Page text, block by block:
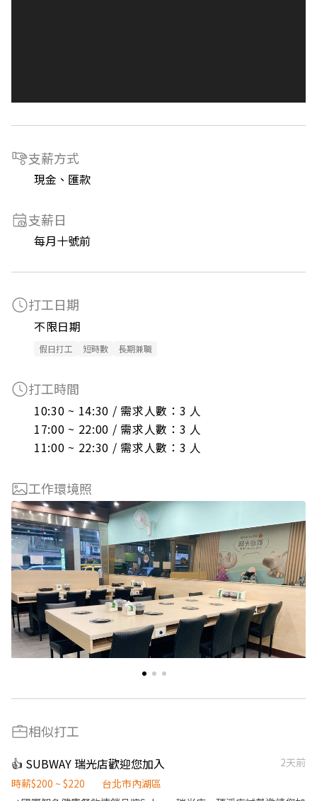
支薪方式
現金、匯款
支薪日
每月十號前
打工日期
不限日期
假日打工 短時數 長期兼職
打工時間
10:30 ~ 14:30 / 需求人數：3 人
17:00 ~ 22:00 / 需求人數：3 人
11:00 ~ 22:30 / 需求人數：3 人
工作環境照
相似打工
👍 SUBWAY 瑞光店歡迎您加入
2天前
時薪$200 ~ $220
台北市內湖區